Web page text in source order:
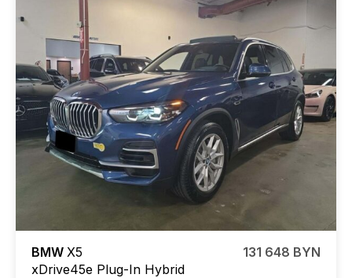
BMW X5
xDrive45e Plug-In Hybrid
131 648 BYN